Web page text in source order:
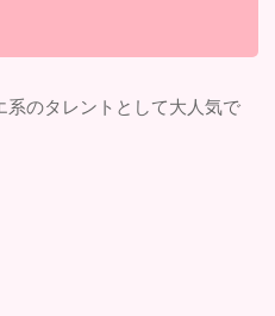
系のタレントとして大人気で